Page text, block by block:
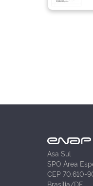
Asa Sul
SPO Área
CEP 70.610-
Brasília/DF